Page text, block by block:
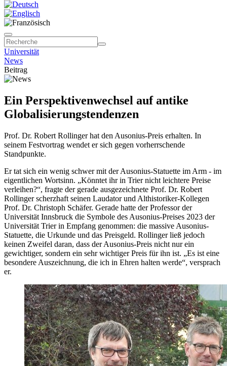
Universität
News
Beitrag
Ein Perspektivenwechsel auf antike
Globalisierungstendenzen
Prof. Dr. Robert Rollinger hat den Ausonius-Preis erhalten. In
seinem Festvortrag wendet er sich gegen vorherrschende
Standpunkte.
Er tat sich ein wenig schwer mit der Ausonius-Statuette im Arm - im
eigentlichen Wortsinn. „Könntet ihr in Trier nicht leichtere Preise
verleihen?“, fragte der gerade ausgezeichnete Prof. Dr. Robert
Rollinger scherzhaft seinen Laudator und Althistoriker-Kollegen
Prof. Dr. Christoph Schäfer. Gerade hatte der Professor der
Universität Innsbruck die Symbole des Ausonius-Preises 2023 der
Universität Trier in Empfang genommen: die massive Ausonius-
Statuette, die Urkunde und das Preisgeld. Rollinger ließ jedoch
keinen Zweifel daran, dass der Ausonius-Preis nicht nur ein
gewichtiger, sondern ein sehr wichtiger Preis für ihn ist. „Es ist eine
besondere Auszeichnung, die ich in Ehren halten werde“, versprach
er.